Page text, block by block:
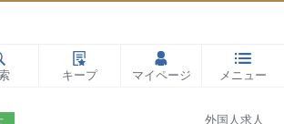
キープ マイページ メニュー
外国人求人